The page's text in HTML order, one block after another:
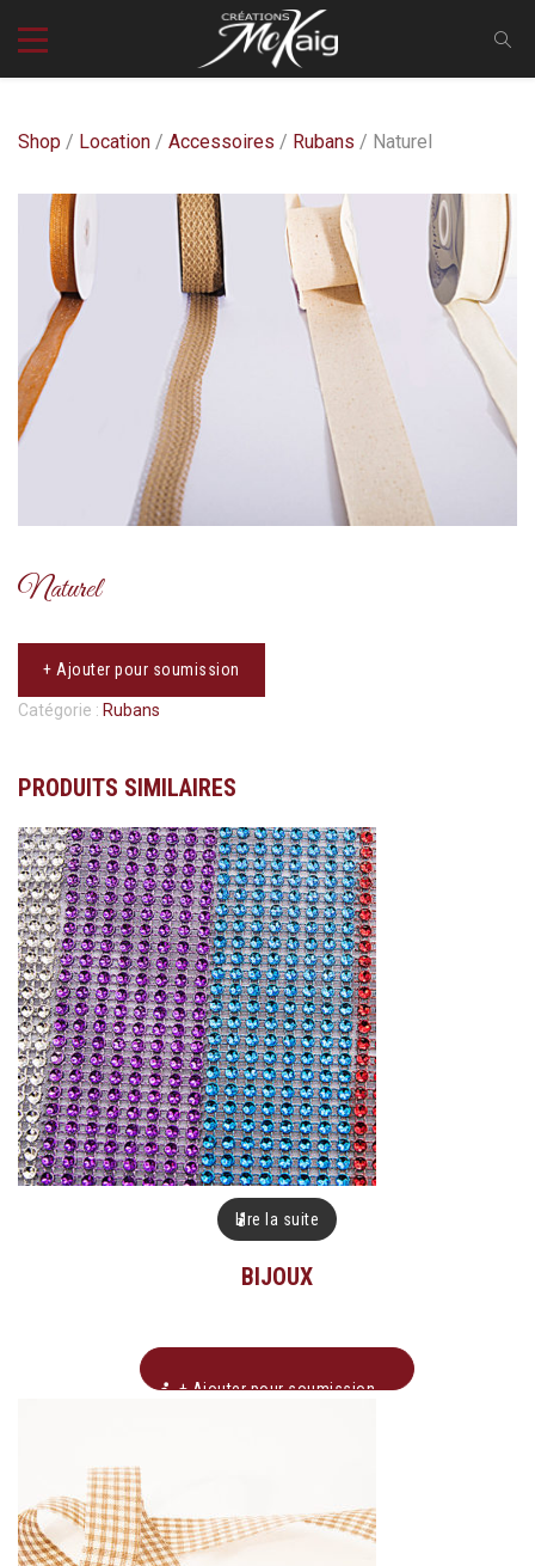
Shop / Location / Accessoires / Rubans / Naturel
Naturel
+ Ajouter pour soumission
Catégorie : Rubans
PRODUITS SIMILAIRES
Lire la suite
BIJOUX
+ Ajouter pour soumission